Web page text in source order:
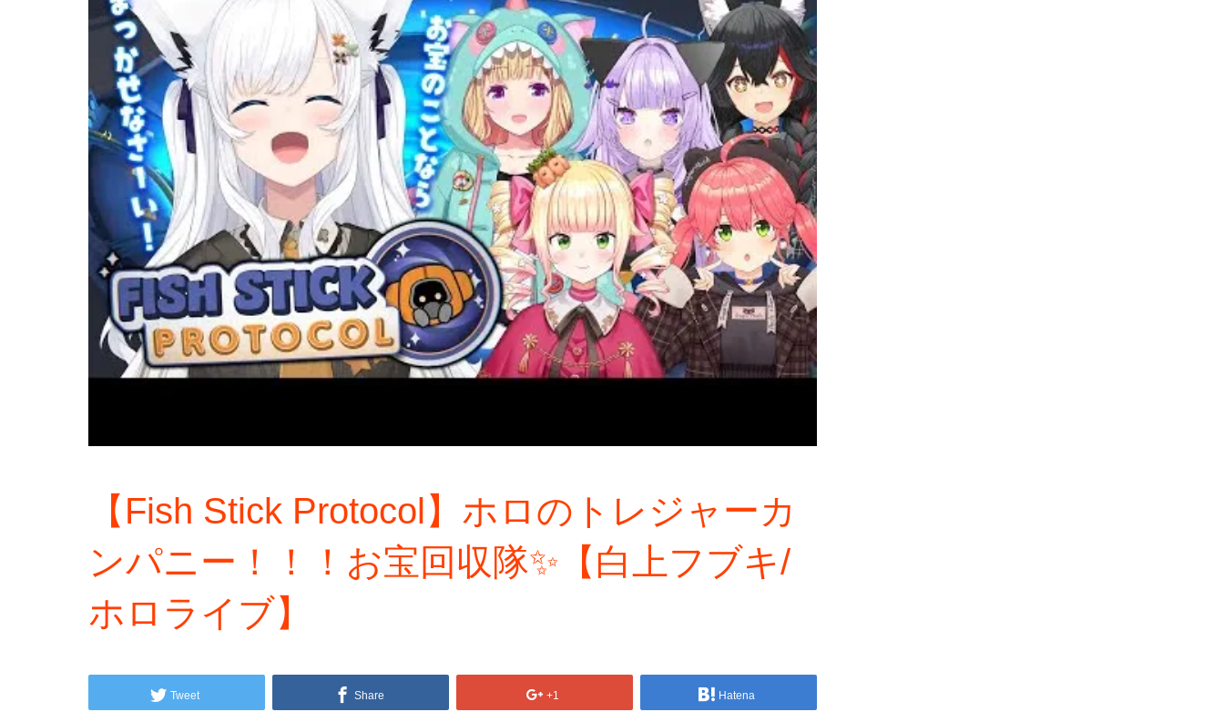
【Fish Stick Protocol】ホロのトレジャーカ
ンパニー！！！お宝回収隊✨️【白上フブキ/
ホロライブ】
Tweet Share +1 Hatena